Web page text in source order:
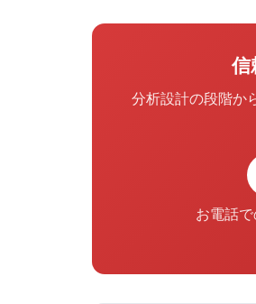
信
分析設計の段階か
お電話で